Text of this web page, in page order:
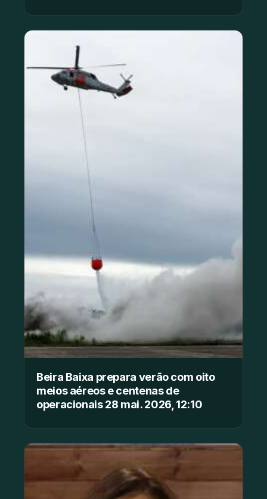
Beira Baixa prepara verão com oito
meios aéreos e centenas de
operacionais 28 mai. 2026, 12:10